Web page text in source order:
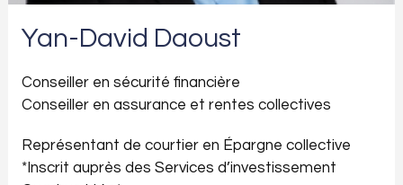
Yan-David Daoust
Conseiller en sécurité financière
Conseiller en assurance et rentes collectives
Représentant de courtier en Épargne collective
*Inscrit auprès des Services d’investissement